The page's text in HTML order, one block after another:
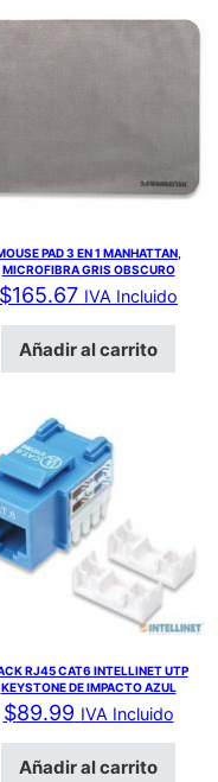
PAD 3 EN 1 MANHATTAN,
MICROFIBRA GRIS OBSCURO
$165.67 IVA Incluido
Añadir al carrito
RJ45 CAT6 INTELLINET UTP
KEYSTONE DE IMPACTO AZUL
$89.99 IVA Incluido
Añadir al carrito